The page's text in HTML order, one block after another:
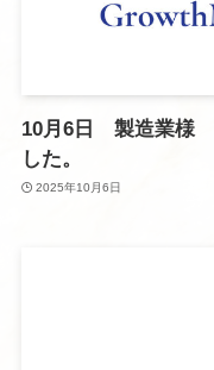
10月6日 製造業様
した。
2025年10月6日